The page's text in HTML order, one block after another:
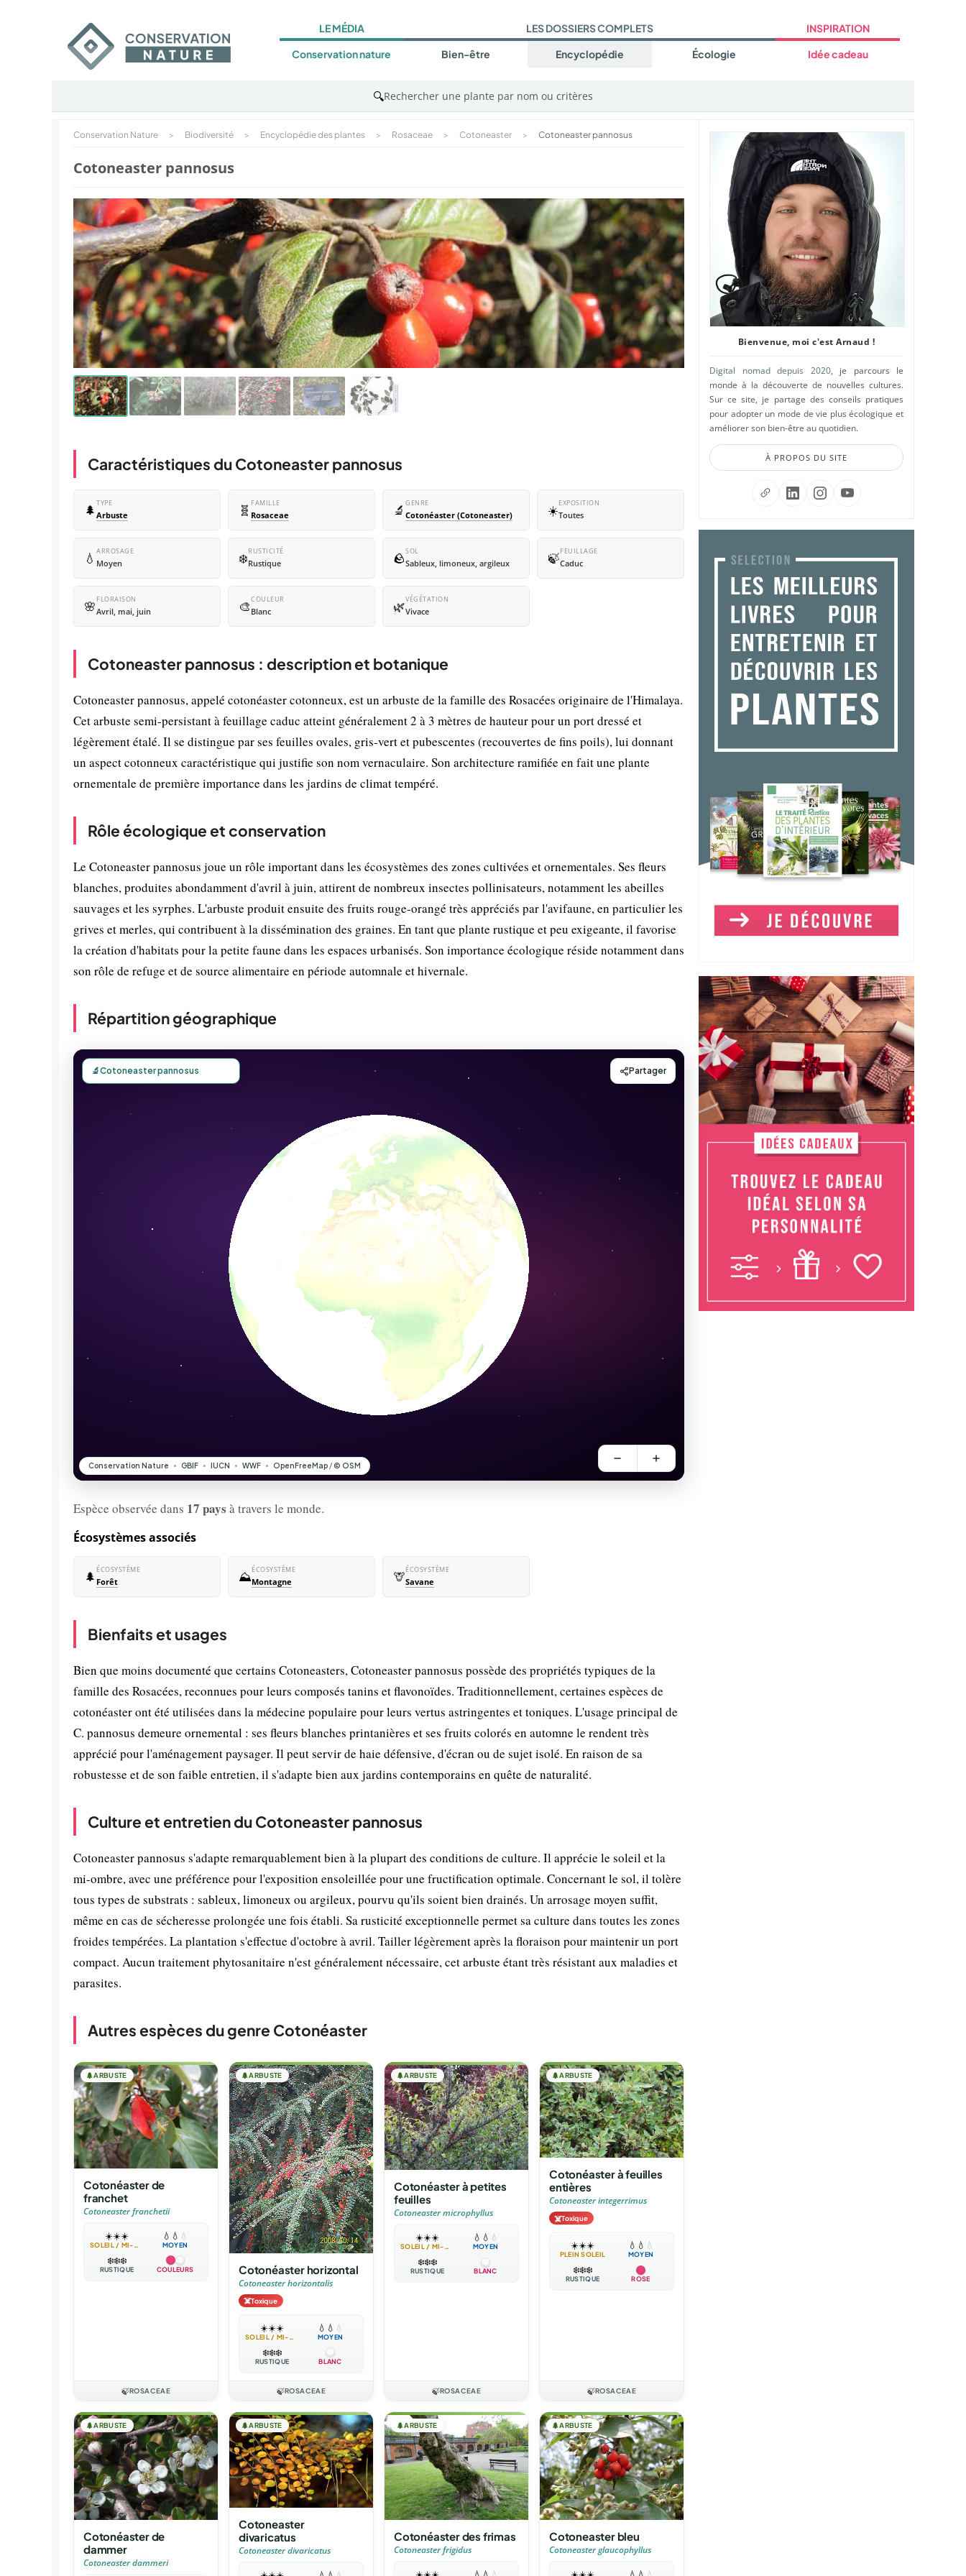
LE MÉDIA
Conservation nature
LES DOSSIERS COMPLETS
Bien-être Encyclopédie Écologie
INSPIRATION
Idée cadeau
🔍Rechercher une plante par nom ou critères
Conservation Nature > Biodiversité > Encyclopédie des plantes > Rosaceae > Cotoneaster > Cotoneaster pannosus
Cotoneaster pannosus
Caractéristiques du Cotoneaster pannosus
🌲 TYPE
Arbuste 🧬 FAMILLE
Rosaceae 🔬 GENRE
Cotonéaster (Cotoneaster) ☀️EXPOSITION
Toutes
💧 ARROSAGE
Moyen ❄️RUSTICITÉ
Rustique 🪨SOL
Sableux, limoneux, argileux 🍃FEUILLAGE
Caduc
🌸 FLORAISON
Avril, mai, juin 🎨COULEUR
Blanc 🌿VÉGÉTATION
Vivace
Cotoneaster pannosus : description et botanique
Cotoneaster pannosus, appelé cotonéaster cotonneux, est un arbuste de la famille des Rosacées originaire de l'Himalaya.
Cet arbuste semi-persistant à feuillage caduc atteint généralement 2 à 3 mètres de hauteur pour un port dressé et
légèrement étalé. Il se distingue par ses feuilles ovales, gris-vert et pubescentes (recouvertes de fins poils), lui donnant
un aspect cotonneux caractéristique qui justifie son nom vernaculaire. Son architecture ramifiée en fait une plante
ornementale de première importance dans les jardins de climat tempéré.
Rôle écologique et conservation
Le Cotoneaster pannosus joue un rôle important dans les écosystèmes des zones cultivées et ornementales. Ses fleurs
blanches, produites abondamment d'avril à juin, attirent de nombreux insectes pollinisateurs, notamment les abeilles
sauvages et les syrphes. L'arbuste produit ensuite des fruits rouge-orangé très appréciés par l'avifaune, en particulier les
grives et merles, qui contribuent à la dissémination des graines. En tant que plante rustique et peu exigeante, il favorise
la création d'habitats pour la petite faune dans les espaces urbanisés. Son importance écologique réside notamment dans
son rôle de refuge et de source alimentaire en période automnale et hivernale.
Répartition géographique
Espèce observée dans 17 pays à travers le monde.
Écosystèmes associés
🌲 ÉCOSYSTÈME
Forêt ⛰️ÉCOSYSTÈME
Montagne 🦒ÉCOSYSTÈME
Savane
Bienfaits et usages
Bien que moins documenté que certains Cotoneasters, Cotoneaster pannosus possède des propriétés typiques de la
famille des Rosacées, reconnues pour leurs composés tanins et flavonoïdes. Traditionnellement, certaines espèces de
cotonéaster ont été utilisées dans la médecine populaire pour leurs vertus astringentes et toniques. L'usage principal de
C. pannosus demeure ornemental : ses fleurs blanches printanières et ses fruits colorés en automne le rendent très
apprécié pour l'aménagement paysager. Il peut servir de haie défensive, d'écran ou de sujet isolé. En raison de sa
robustesse et de son faible entretien, il s'adapte bien aux jardins contemporains en quête de naturalité.
Culture et entretien du Cotoneaster pannosus
Cotoneaster pannosus s'adapte remarquablement bien à la plupart des conditions de culture. Il apprécie le soleil et la
mi-ombre, avec une préférence pour l'exposition ensoleillée pour une fructification optimale. Concernant le sol, il tolère
tous types de substrats : sableux, limoneux ou argileux, pourvu qu'ils soient bien drainés. Un arrosage moyen suffit,
même en cas de sécheresse prolongée une fois établi. Sa rusticité exceptionnelle permet sa culture dans toutes les zones
froides tempérées. La plantation s'effectue d'octobre à avril. Tailler légèrement après la floraison pour maintenir un port
compact. Aucun traitement phytosanitaire n'est généralement nécessaire, cet arbuste étant très résistant aux maladies et
parasites.
Autres espèces du genre Cotonéaster
🌲ARBUSTE
Cotonéaster de
franchet
Cotoneaster franchetii
☀️☀️☀️
SOLEIL / MI-OMBRE
💧 💧 💧
MOYEN
❄️❄️❄️
RUSTIQUE COULEURS
🍃ROSACEAE
🌲ARBUSTE
Cotonéaster horizontal
Cotoneaster horizontalis
☠️Toxique
☀️☀️☀️
SOLEIL / MI-OMBRE
💧 💧 💧
MOYEN
❄️❄️❄️
RUSTIQUE BLANC
🍃ROSACEAE
🌲ARBUSTE
Cotonéaster à petites
feuilles
Cotoneaster microphyllus
☀️☀️☀️
SOLEIL / MI-OMBRE
💧 💧 💧
MOYEN
❄️❄️❄️
RUSTIQUE BLANC
🍃ROSACEAE
🌲ARBUSTE
Cotonéaster à feuilles
entières
Cotoneaster integerrimus
☠️Toxique
☀️☀️☀️
PLEIN SOLEIL
💧 💧 💧
MOYEN
❄️❄️❄️
RUSTIQUE ROSE
🍃ROSACEAE
🌲ARBUSTE
Cotonéaster de
dammer
Cotoneaster dammeri
🌲ARBUSTE
Cotoneaster
divaricatus
Cotoneaster divaricatus
🌲ARBUSTE
Cotonéaster des frimas
Cotoneaster frigidus
🌲ARBUSTE
Cotoneaster bleu
Cotoneaster glaucophyllus
Bienvenue, moi c'est Arnaud !
Digital nomad depuis 2020, je parcours le
monde à la découverte de nouvelles cultures.
Sur ce site, je partage des conseils pratiques
pour adopter un mode de vie plus écologique et
améliorer son bien-être au quotidien.
À PROPOS DU SITE